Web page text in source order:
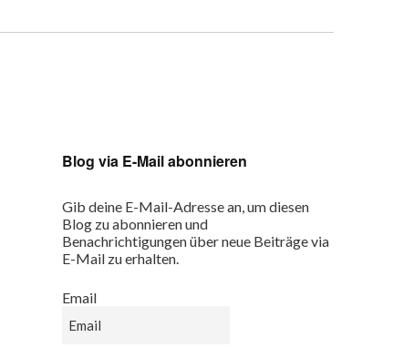
Blog via E-Mail abonnieren
Gib deine E-Mail-Adresse an, um diesen
Blog zu abonnieren und
Benachrichtigungen über neue Beiträge via
E-Mail zu erhalten.
Email